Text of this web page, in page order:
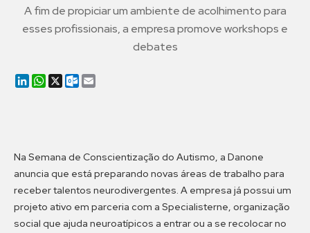
A fim de propiciar um ambiente de acolhimento para
esses profissionais, a empresa promove workshops e
debates
LinkedIn
WhatsApp
X Outlook.com
Na Semana de Conscientização do Autismo, a Danone
anuncia que está preparando novas áreas de trabalho para
receber talentos neurodivergentes. A empresa já possui um
projeto ativo em parceria com a Specialisterne, organização
social que ajuda neuroatípicos a entrar ou a se recolocar no